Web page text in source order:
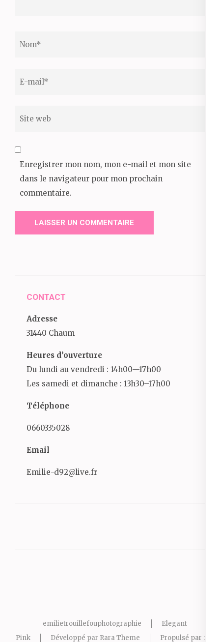
Enregistrer mon nom, mon e-mail et mon site
dans le navigateur pour mon prochain
commentaire.
CONTACT
Adresse
31440 Chaum
Heures d’ouverture
Du lundi au vendredi : 14h00—17h00
Les samedi et dimanche : 13h30–17h00
Téléphone
0660335028
Email
Emilie-d92@live.fr
emilietrouillefouphotographie
Elegant
Pink
Développé par Rara Theme Propulsé par :